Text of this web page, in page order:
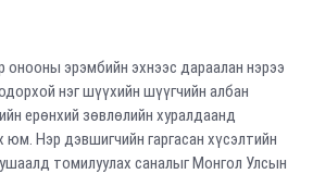
эрэмбийн эхнээс дараалан нэрээ
нэг шүүхийн шүүгчийн албан
ерөнхий зөвлөлийн хуралдаанд
юм. Нэр дэвшигчийн гаргасан хүсэлтийн
томилуулах саналыг Монгол Улсын